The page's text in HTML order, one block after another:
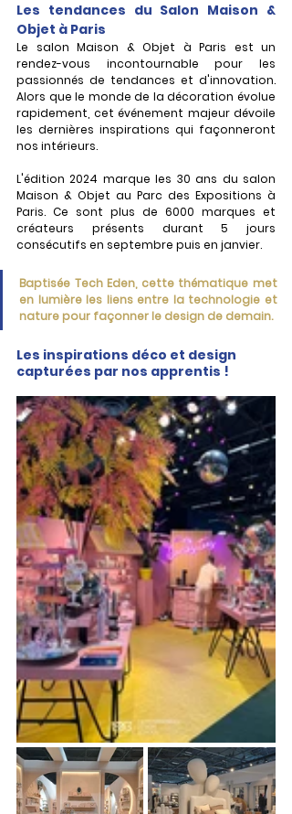
Les tendances du Salon Maison &
Objet à Paris
Le salon Maison & Objet à Paris est un
rendez-vous incontournable pour les
passionnés de tendances et d'innovation.
Alors que le monde de la décoration évolue
rapidement, cet événement majeur dévoile
les dernières inspirations qui façonneront
nos intérieurs.
L'édition 2024 marque les 30 ans du salon
Maison & Objet au Parc des Expositions à
Paris. Ce sont plus de 6000 marques et
créateurs présents durant 5 jours
consécutifs en septembre puis en janvier.
Baptisée Tech Eden, cette thématique met
en lumière les liens entre la technologie et
nature pour façonner le design de demain.
Les inspirations déco et design
capturées par nos apprentis !